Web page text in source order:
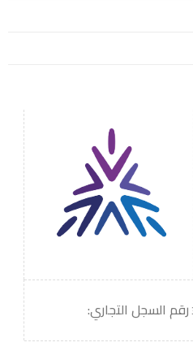
رقم السجل التجاري: